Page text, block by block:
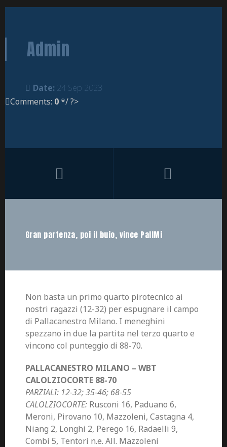
Admin
Date: 24 Sep 2023
Comments: 0*/ ?>
Gran partenza, poi il buio, vince PallMi
Non basta un primo quarto pirotecnico ai
nostri ragazzi (12-32) per espugnare il campo
di Pallacanestro Milano. I meneghini
spezzano in due la partita nel terzo quarto e
vincono col punteggio di 88-70.
PALLACANESTRO MILANO – WBT
CALOLZIOCORTE 88-70
PARZIALI: 12-32; 35-46; 68-55
CALOLZIOCORTE: Rusconi 16, Paduano 6,
Meroni, Pirovano 10, Mazzoleni, Castagna 4,
Niang 2, Longhi 2, Perego 16, Radaelli 9,
Combi 5, Tentori n.e. All. Mazzoleni